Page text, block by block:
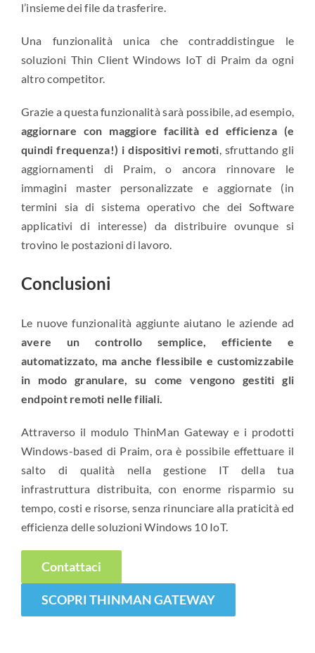
l’insieme dei file da trasferire.
Una funzionalità unica che contraddistingue le
soluzioni Thin Client Windows IoT di Praim da ogni
altro competitor.
Grazie a questa funzionalità sarà possibile, ad esempio,
aggiornare con maggiore facilità ed efficienza (e
quindi frequenza!) i dispositivi remoti, sfruttando gli
aggiornamenti di Praim, o ancora rinnovare le
immagini master personalizzate e aggiornate (in
termini sia di sistema operativo che dei Software
applicativi di interesse) da distribuire ovunque si
trovino le postazioni di lavoro.
Conclusioni
Le nuove funzionalità aggiunte aiutano le aziende ad
avere un controllo semplice, efficiente e
automatizzato, ma anche flessibile e customizzabile
in modo granulare, su come vengono gestiti gli
endpoint remoti nelle filiali.
Attraverso il modulo ThinMan Gateway e i prodotti
Windows-based di Praim, ora è possibile effettuare il
salto di qualità nella gestione IT della tua
infrastruttura distribuita, con enorme risparmio su
tempo, costi e risorse, senza rinunciare alla praticità ed
efficienza delle soluzioni Windows 10 IoT.
Contattaci
SCOPRI THINMAN GATEWAY